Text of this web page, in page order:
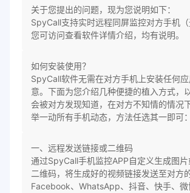
关于您提出的问题，现为您说明如下：
SpyCall支持实时远程同屏监控对方手机（
您可访问查看软件详情介绍，均有说明。
如何安装使用？
SpyCall软件无需在对方手机上安装任何
意。下面为您介绍几种便捷的植入方式，
会被对方发现知道，在对方不知情的情况
举一动所有手机动态，方法任选其一即可：
一、远程发送链接或二维码
通过SpyCall手机监控APP自定义生成图
二维码，将生成好的视频链接发送至对方
Facebook、WhatsApp、抖音、快手、微